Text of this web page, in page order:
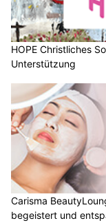
HOPE Christliches
Unterstützung
Carisma
begeistert und